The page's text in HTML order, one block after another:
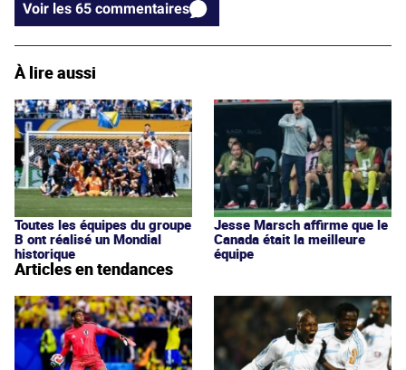
Voir les 65 commentaires
À lire aussi
Toutes les équipes du groupe
B ont réalisé un Mondial
historique
Jesse Marsch affirme que le
Canada était la meilleure
équipe
Articles en tendances